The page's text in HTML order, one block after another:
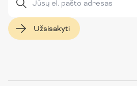
Užsisakyti